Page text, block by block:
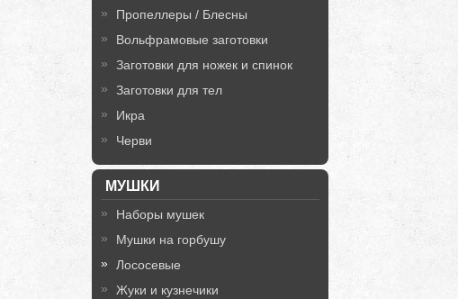
Пропеллеры / Блесны
Вольфрамовые заготовки
Заготовки для ножек и спинок
Заготовки для тел
Икра
Черви
МУШКИ
Наборы мушек
Мушки на горбушу
Лососевые
Жуки и кузнечики